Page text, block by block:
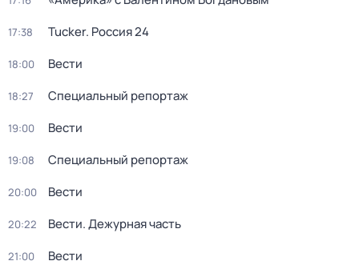
17:38 Tucker. Россия 24
18:00 Вести
18:27 Специальный репортаж
19:00 Вести
19:08 Специальный репортаж
20:00 Вести
20:22 Вести. Дежурная часть
21:00 Вести